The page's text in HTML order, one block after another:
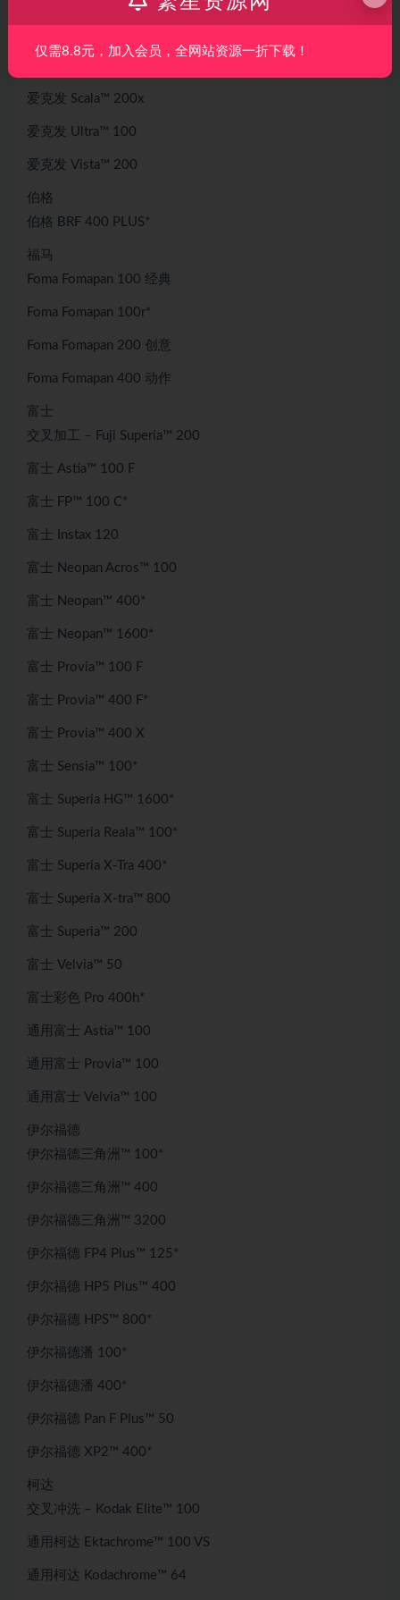
爱克发 Scala™ 200x
爱克发 Ultra™ 100
爱克发 Vista™ 200
伯格
伯格 BRF 400 PLUS*
福马
Foma Fomapan 100 经典
Foma Fomapan 100r*
Foma Fomapan 200 创意
Foma Fomapan 400 动作
富士
交叉加工 – Fuji Superia™ 200
富士 Astia™ 100 F
富士 FP™ 100 C*
富士 Instax 120
富士 Neopan Acros™ 100
富士 Neopan™ 400*
富士 Neopan™ 1600*
富士 Provia™ 100 F
富士 Provia™ 400 F*
富士 Provia™ 400 X
富士 Sensia™ 100*
富士 Superia HG™ 1600*
富士 Superia Reala™ 100*
富士 Superia X-Tra 400*
富士 Superia X-tra™ 800
富士 Superia™ 200
富士 Velvia™ 50
富士彩色 ​​Pro 400h*
通用富士 Astia™ 100
通用富士 Provia™ 100
通用富士 Velvia™ 100
伊尔福德
伊尔福德三角洲™ 100*
伊尔福德三角洲™ 400
伊尔福德三角洲™ 3200
伊尔福德 FP4 Plus™ 125*
伊尔福德 HP5 Plus™ 400
伊尔福德 HPS™ 800*
伊尔福德潘 100*
伊尔福德潘 400*
伊尔福德 Pan F Plus™ 50
伊尔福德 XP2™ 400*
柯达
交叉冲洗 – Kodak Elite™ 100
通用柯达 Ektachrome™ 100 VS
通用柯达 Kodachrome™ 64
仅需8.8元，加入会员，全网站资源一折下载！